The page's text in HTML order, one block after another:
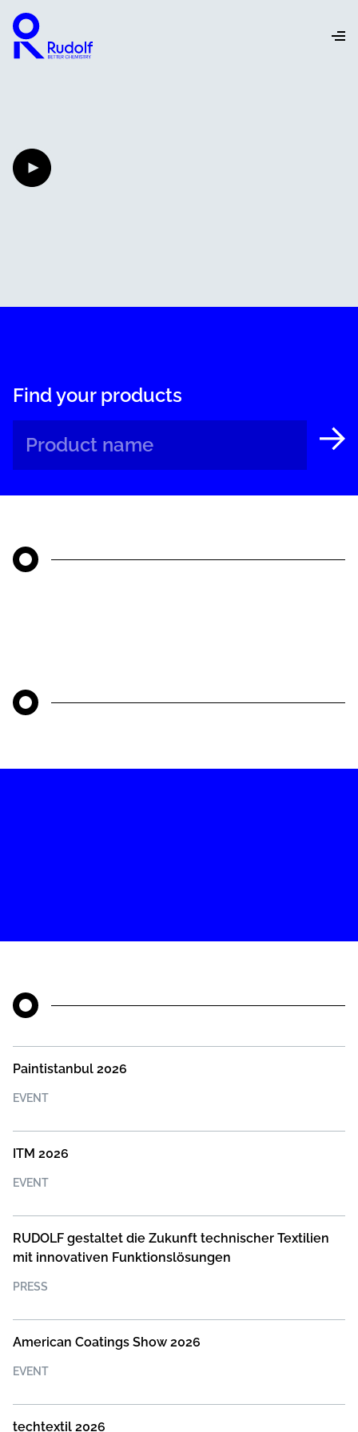
Find your products
Paintistanbul 2026
EVENT
ITM 2026
EVENT
RUDOLF gestaltet die Zukunft technischer Textilien
mit innovativen Funktionslösungen
PRESS
American Coatings Show 2026
EVENT
techtextil 2026